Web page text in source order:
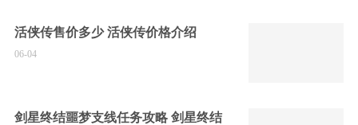
活侠传售价多少 活侠传价格介绍
06-04
剑星终结噩梦支线任务攻略 剑星终结